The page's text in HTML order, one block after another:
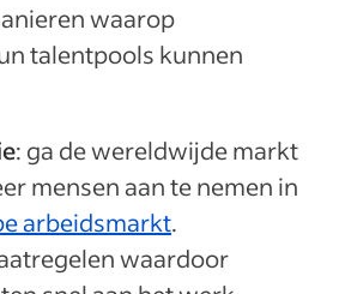
waarop
talentpools kunnen
: ga de wereldwijde markt
mensen aan te nemen in
arbeidsmarkt.
waardoor